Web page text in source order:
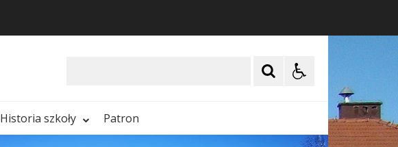
Historia szkoły Patron